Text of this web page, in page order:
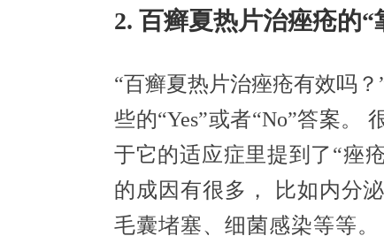
2. 百癣夏热片治痤疮的“
“百癣夏热片治痤疮有效吗
些的“Yes”或者“No”答案。
于它的适应症里提到了“痤
的成因有很多， 比如内分
毛囊堵塞、细菌感染等等